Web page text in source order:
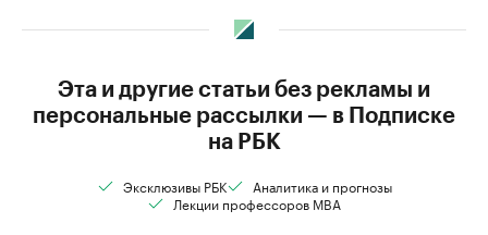
Эта и другие статьи без рекламы и
персональные рассылки — в Подписке
на РБК
Эксклюзивы РБК
Аналитика и прогнозы
Лекции профессоров MBA